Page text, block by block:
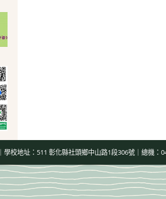
｜學校地址：511 彰化縣社頭鄉中山路1段306號｜總機